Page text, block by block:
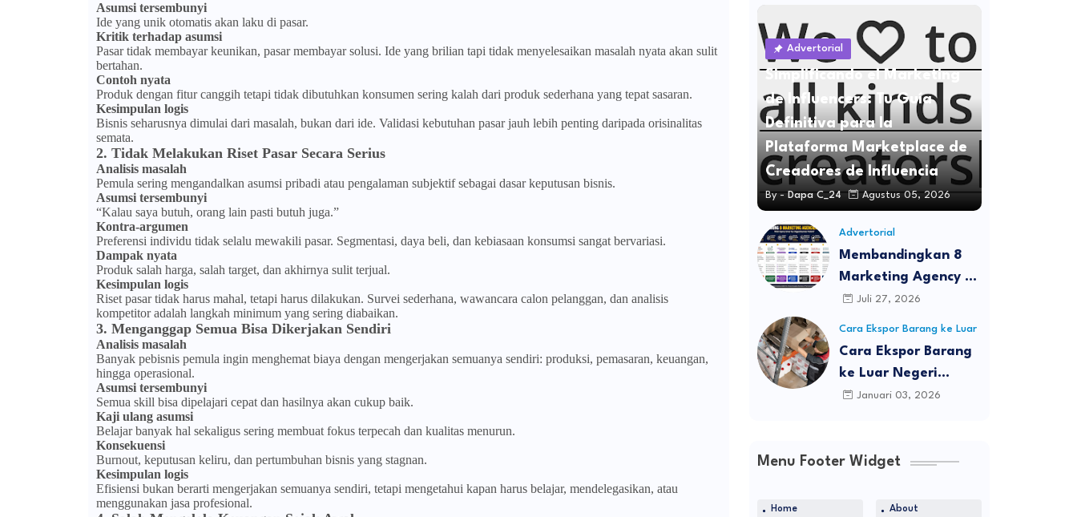
Asumsi tersembunyi
Ide yang unik otomatis akan laku di pasar.
Kritik terhadap asumsi
Pasar tidak membayar keunikan, pasar membayar solusi. Ide yang brilian tapi tidak menyelesaikan masalah nyata akan sulit
bertahan.
Contoh nyata
Produk dengan fitur canggih tetapi tidak dibutuhkan konsumen sering kalah dari produk sederhana yang tepat sasaran.
Kesimpulan logis
Bisnis seharusnya dimulai dari masalah, bukan dari ide. Validasi kebutuhan pasar jauh lebih penting daripada orisinalitas
semata.
2. Tidak Melakukan Riset Pasar Secara Serius
Analisis masalah
Pemula sering mengandalkan asumsi pribadi atau pengalaman subjektif sebagai dasar keputusan bisnis.
Asumsi tersembunyi
“Kalau saya butuh, orang lain pasti butuh juga.”
Kontra-argumen
Preferensi individu tidak selalu mewakili pasar. Segmentasi, daya beli, dan kebiasaan konsumsi sangat bervariasi.
Dampak nyata
Produk salah harga, salah target, dan akhirnya sulit terjual.
Kesimpulan logis
Riset pasar tidak harus mahal, tetapi harus dilakukan. Survei sederhana, wawancara calon pelanggan, dan analisis
kompetitor adalah langkah minimum yang sering diabaikan.
3. Menganggap Semua Bisa Dikerjakan Sendiri
Analisis masalah
Banyak pebisnis pemula ingin menghemat biaya dengan mengerjakan semuanya sendiri: produksi, pemasaran, keuangan,
hingga operasional.
Asumsi tersembunyi
Semua skill bisa dipelajari cepat dan hasilnya akan cukup baik.
Kaji ulang asumsi
Belajar banyak hal sekaligus sering membuat fokus terpecah dan kualitas menurun.
Konsekuensi
Burnout, keputusan keliru, dan pertumbuhan bisnis yang stagnan.
Kesimpulan logis
Efisiensi bukan berarti mengerjakan semuanya sendiri, tetapi mengetahui kapan harus belajar, mendelegasikan, atau
menggunakan jasa profesional.
Advertorial
Simplificando el Marketing
de Influencers: Tu Guía
Definitiva para la
Plataforma Marketplace de
Creadores de Influencia
By - Dapa C_24 Agustus 05, 2026
Advertorial
Membandingkan 8
Marketing Agency di
Bali: Agency Mana
Menyelesaikan
Tantangan Terbesar
Juli 27, 2026
Cara Ekspor Barang ke Luar
Negeri
Cara Ekspor Barang
ke Luar Negeri
Tanpa Perusahaan:
untuk Individu &
Januari 03, 2026
Menu Footer Widget
Home About